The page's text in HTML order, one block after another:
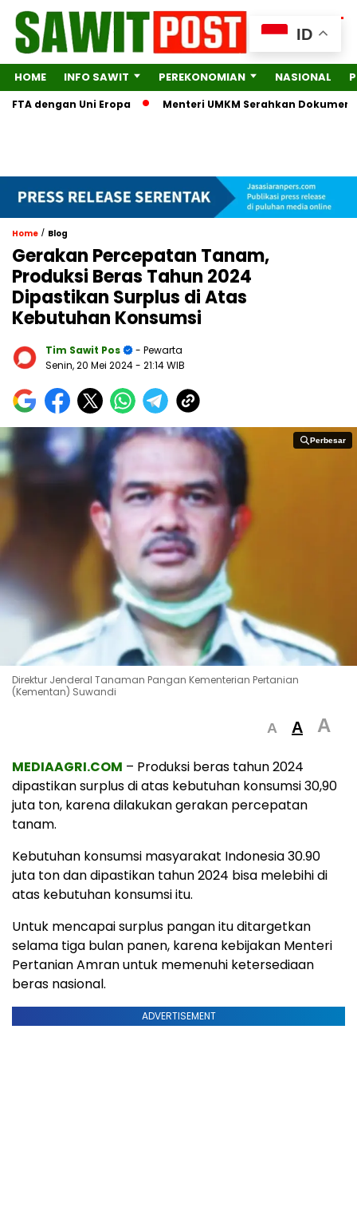
HOME INFO SAWIT PEREKONOMIAN NASIONAL
dengan Uni Eropa Menteri UMKM Serahkan Dokumen
Home / Blog
Gerakan Percepatan Tanam,
Produksi Beras Tahun 2024
Dipastikan Surplus di Atas
Kebutuhan Konsumsi
Tim Sawit Pos
- Pewarta
Senin, 20 Mei 2024- 21:14 WIB
Perbesar
Perbesar
Direktur Jenderal Tanaman Pangan Kementerian Pertanian
(Kementan) Suwandi
A A A
MEDIAAGRI.COM – Produksi beras tahun 2024
dipastikan surplus di atas kebutuhan konsumsi 30,90
juta ton, karena dilakukan gerakan percepatan
tanam.
Kebutuhan konsumsi masyarakat Indonesia 30.90
juta ton dan dipastikan tahun 2024 bisa melebihi di
atas kebutuhan konsumsi itu.
Untuk mencapai surplus pangan itu ditargetkan
selama tiga bulan panen, karena kebijakan Menteri
Pertanian Amran untuk memenuhi ketersediaan
beras nasional.
ADVERTISEMENT
ID